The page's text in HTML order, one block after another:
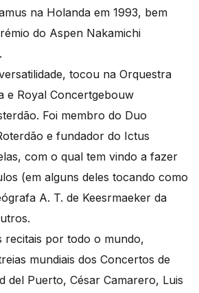
na Holanda em 1993, bem
do Aspen Nakamichi
tocou na Orquestra
e Royal Concertgebouw
Foi membro do Duo
e fundador do Ictus
com o qual tem vindo a fazer
(em alguns deles tocando como
A. T. de Keesrmaeker da
recitais por todo o mundo,
mundiais dos Concertos de
del Puerto, César Camarero, Luis